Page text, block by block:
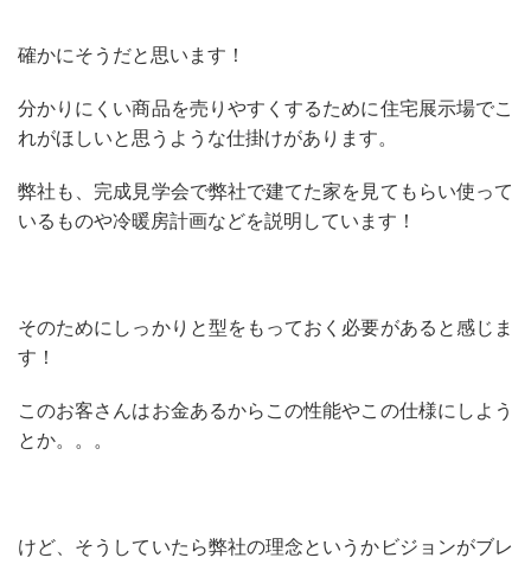
確かにそうだと思います！
分かりにくい商品を売りやすくするために住宅展示場でこ
れがほしいと思うような仕掛けがあります。
弊社も、完成見学会で弊社で建てた家を見てもらい使って
いるものや冷暖房計画などを説明しています！
そのためにしっかりと型をもっておく必要があると感じま
す！
このお客さんはお金あるからこの性能やこの仕様にしよう
とか。。。
けど、そうしていたら弊社の理念というかビジョンがブレ